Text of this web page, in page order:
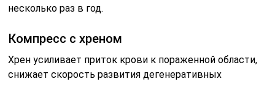
несколько раз в год.
Компресс с хреном
Хрен усиливает приток крови к пораженной области,
снижает скорость развития дегенеративных